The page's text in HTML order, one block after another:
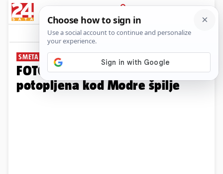
PRIJAVA
Galerija Komentari
SMETA GRAĐANIMA I TURISTIMA
FOTO Jedrilica danima stoji
potopljena kod Modre špilje